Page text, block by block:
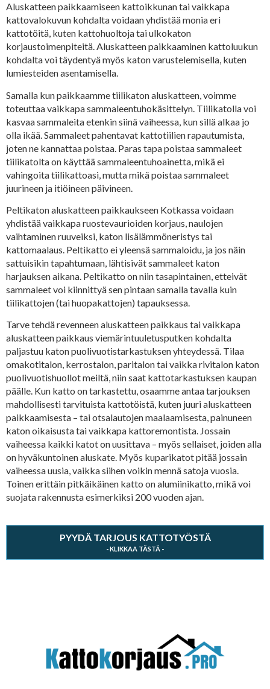
Aluskatteen paikkaamiseen kattoikkunan tai vaikkapa
kattovalokuvun kohdalta voidaan yhdistää monia eri
kattotöitä, kuten kattohuoltoja tai ulkokaton
korjaustoimenpiteitä. Aluskatteen paikkaaminen kattoluukun
kohdalta voi täydentyä myös katon varustelemisella, kuten
lumiesteiden asentamisella.
Samalla kun paikkaamme tiilikaton aluskatteen, voimme
toteuttaa vaikkapa sammaleentuhokäsittelyn. Tiilikatolla voi
kasvaa sammaleita etenkin siinä vaiheessa, kun sillä alkaa jo
olla ikää. Sammaleet pahentavat kattotiilien rapautumista,
joten ne kannattaa poistaa. Paras tapa poistaa sammaleet
tiilikatolta on käyttää sammaleentuhoainetta, mikä ei
vahingoita tiilikattoasi, mutta mikä poistaa sammaleet
juurineen ja itiöineen päivineen.
Peltikaton aluskatteen paikkaukseen Kotkassa voidaan
yhdistää vaikkapa ruostevaurioiden korjaus, naulojen
vaihtaminen ruuveiksi, katon lisälämmöneristys tai
kattomaalaus. Peltikatto ei yleensä sammaloidu, ja jos näin
sattuisikin tapahtumaan, lähtisivät sammaleet katon
harjauksen aikana. Peltikatto on niin tasapintainen, etteivät
sammaleet voi kiinnittyä sen pintaan samalla tavalla kuin
tiilikattojen (tai huopakattojen) tapauksessa.
Tarve tehdä revenneen aluskatteen paikkaus tai vaikkapa
aluskatteen paikkaus viemärintuuletusputken kohdalta
paljastuu katon puolivuotistarkastuksen yhteydessä. Tilaa
omakotitalon, kerrostalon, paritalon tai vaikka rivitalon katon
puolivuotishuollot meiltä, niin saat kattotarkastuksen kaupan
päälle. Kun katto on tarkastettu, osaamme antaa tarjouksen
mahdollisesti tarvituista kattotöistä, kuten juuri aluskatteen
paikkaamisesta – tai otsalautojen maalaamisesta, painuneen
katon oikaisusta tai vaikkapa kattoremontista. Jossain
vaiheessa kaikki katot on uusittava – myös sellaiset, joiden alla
on hyväkuntoinen aluskate. Myös kuparikatot pitää jossain
vaiheessa uusia, vaikka siihen voikin mennä satoja vuosia.
Toinen erittäin pitkäikäinen katto on alumiinikatto, mikä voi
suojata rakennusta esimerkiksi 200 vuoden ajan.
PYYDÄ TARJOUS KATTOTYÖSTÄ